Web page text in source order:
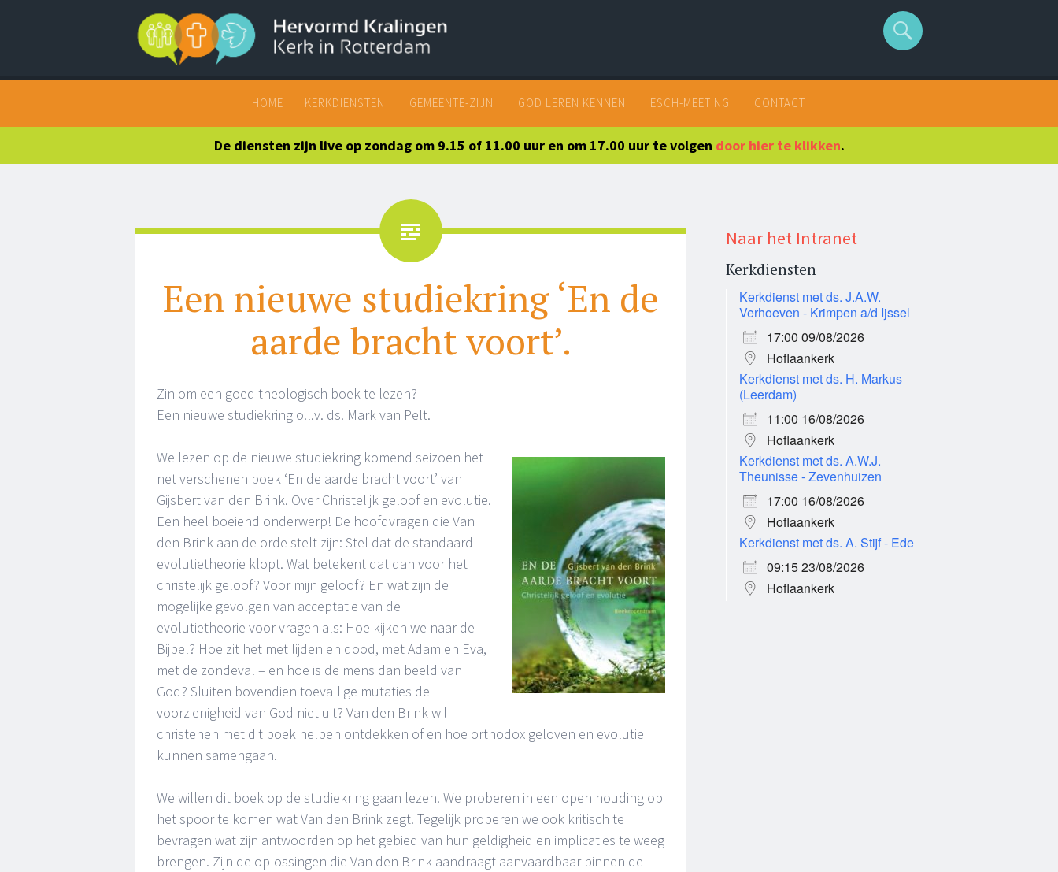
SKIP
CONTENT
HOME KERKDIENSTEN GEMEENTE-ZIJN GOD LEREN KENNEN ESCH-MEETING CONTACT
De diensten zijn live op zondag om 9.15 of 11.00 uur en om 17.00 uur te volgen door hier te klikken.
Een nieuwe studiekring ‘En de
aarde bracht voort’.
Zin om een goed theologisch boek te lezen?
Een nieuwe studiekring o.l.v. ds. Mark van Pelt.
We lezen op de nieuwe studiekring komend seizoen het
net verschenen boek ‘En de aarde bracht voort’ van
Gijsbert van den Brink. Over Christelijk geloof en evolutie.
Een heel boeiend onderwerp! De hoofdvragen die Van
den Brink aan de orde stelt zijn: Stel dat de standaard-
evolutietheorie klopt. Wat betekent dat dan voor het
christelijk geloof? Voor mijn geloof? En wat zijn de
mogelijke gevolgen van acceptatie van de
evolutietheorie voor vragen als: Hoe kijken we naar de
Bijbel? Hoe zit het met lijden en dood, met Adam en Eva,
met de zondeval – en hoe is de mens dan beeld van
God? Sluiten bovendien toevallige mutaties de
voorzienigheid van God niet uit? Van den Brink wil
christenen met dit boek helpen ontdekken of en hoe orthodox geloven en evolutie
kunnen samengaan.
We willen dit boek op de studiekring gaan lezen. We proberen in een open houding op
het spoor te komen wat Van den Brink zegt. Tegelijk proberen we ook kritisch te
bevragen wat zijn antwoorden op het gebied van hun geldigheid en implicaties te weeg
brengen. Zijn de oplossingen die Van den Brink aandraagt aanvaardbaar binnen de
Naar het Intranet
Kerkdiensten
Kerkdienst met ds. J.A.W.
Verhoeven - Krimpen a/d Ijssel
17:00 09/08/2026
Hoflaankerk
Kerkdienst met ds. H. Markus
(Leerdam)
11:00 16/08/2026
Hoflaankerk
Kerkdienst met ds. A.W.J.
Theunisse - Zevenhuizen
17:00 16/08/2026
Hoflaankerk
Kerkdienst met ds. A. Stijf - Ede
09:15 23/08/2026
Hoflaankerk